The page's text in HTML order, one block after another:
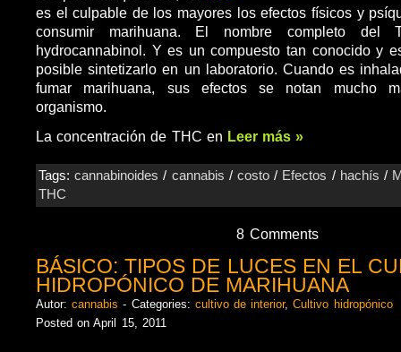
es el culpable de los mayores los efectos físicos y
consumir marihuana. El nombre completo del
hydrocannabinol. Y es un compuesto tan conocido y
posible sintetizarlo en un laboratorio. Cuando es
fumar marihuana, sus efectos se notan mucho
organismo.
La concentración de THC en Leer más »
Tags:cannabinoides / cannabis /costo / Efectos / hachís /
THC
8 Comments
BÁSICO: TIPOS DE LUCES EN EL
HIDROPÓNICO DE MARIHUANA
Autor:cannabis - Categories: cultivo de interior,Cultivo hidropónico
Posted on April 15, 2011